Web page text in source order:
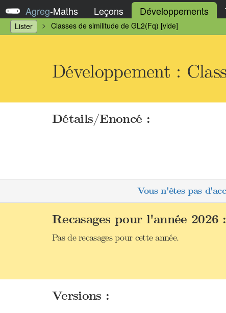
Agreg-Maths Leçons Développements
Lister Classes de similitude de GL2(Fq) [vide]
Développement :
Détails/Enoncé :
Vous n'êtes pas
Recasages pour l'année 2026 :
Pas de recasages pour cette année.
Versions :